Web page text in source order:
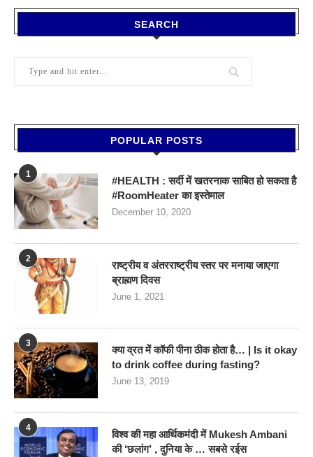
SEARCH
POPULAR POSTS
1
#HEALTH : सर्दी में खतरनाक साबित हो सकता है
#RoomHeater का इस्तेमाल
December 10, 2020
2
राष्ट्रीय व अंतरराष्ट्रीय स्तर पर मनाया जाएगा
ब्राह्मण दिवस
June 1, 2021
3
क्या व्रत में कॉफी पीना ठीक होता है… | Is it okay
to drink coffee during fasting?
June 13, 2019
4
विश्व की महा आर्थिकमंदी में Mukesh Ambani
की ‘छलांग’ , दुनिया के … सबसे रईस